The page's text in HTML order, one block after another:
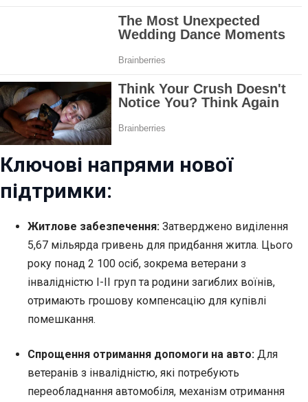
Ключові напрями нової
підтримки:
Житлове забезпечення: Затверджено виділення
5,67 мільярда гривень для придбання житла. Цього
року понад 2 100 осіб, зокрема ветерани з
інвалідністю I-II груп та родини загиблих воїнів,
отримають грошову компенсацію для купівлі
помешкання.
Спрощення отримання допомоги на авто: Для
ветеранів з інвалідністю, які потребують
переобладнання автомобіля, механізм отримання